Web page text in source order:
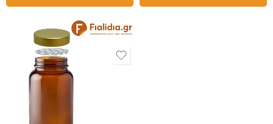
τεμαχίων
τεμαχίων